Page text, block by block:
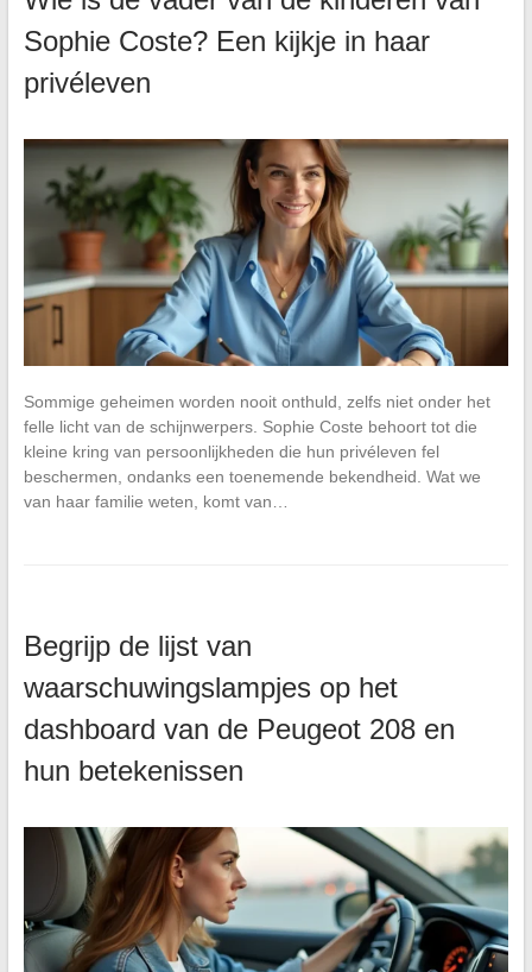
Sophie Coste? Een kijkje in haar
privéleven
Sommige geheimen worden nooit onthuld, zelfs niet onder het
felle licht van de schijnwerpers. Sophie Coste behoort tot die
kleine kring van persoonlijkheden die hun privéleven fel
beschermen, ondanks een toenemende bekendheid. Wat we
van haar familie weten, komt van…
Begrijp de lijst van
waarschuwingslampjes op het
dashboard van de Peugeot 208 en
hun betekenissen